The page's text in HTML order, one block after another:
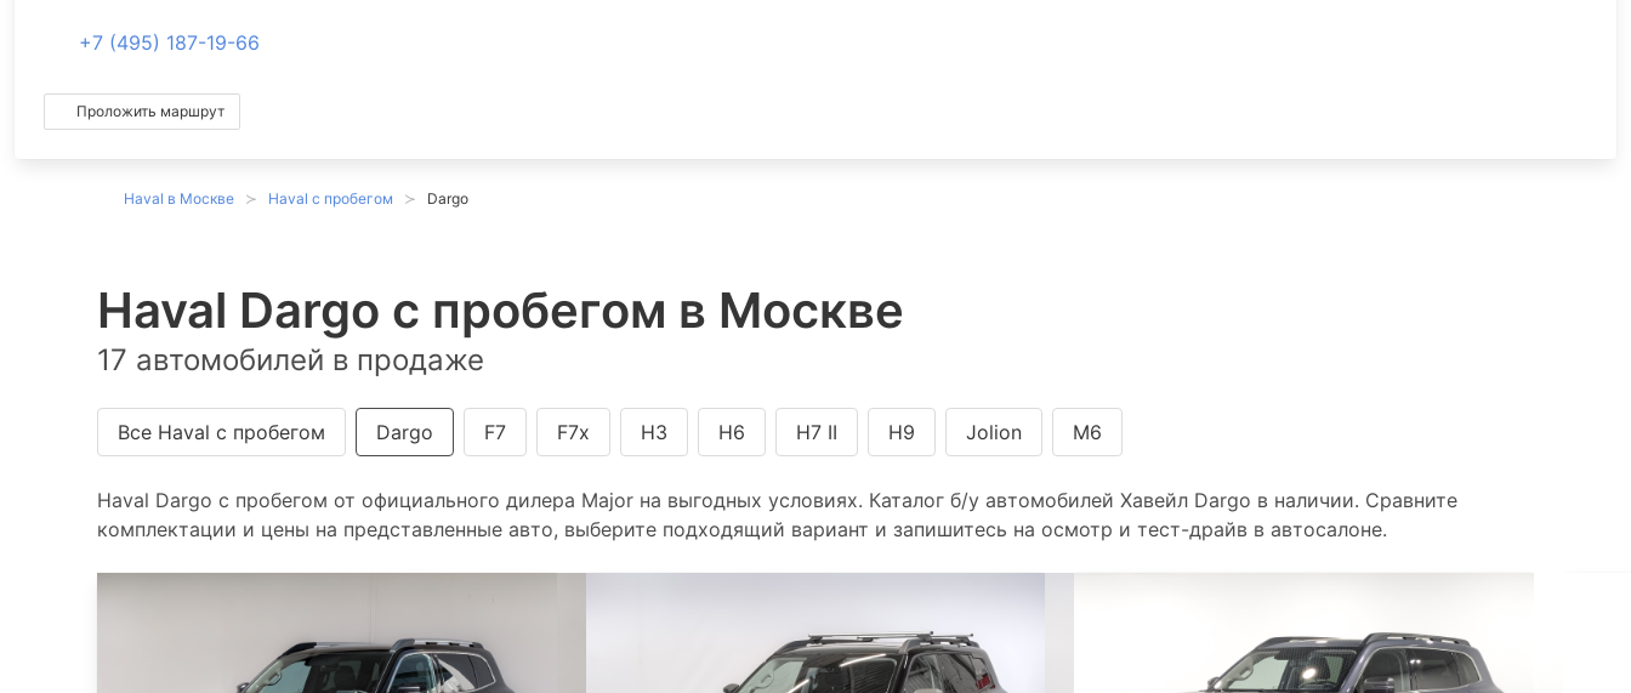
+7 (495) 187-19-66
Проложить маршрут
Haval в Москве Haval с пробегом Dargo
Haval Dargo с пробегом в Москве
17 автомобилей в продаже
Все Haval с пробегом Dargo F7 F7x H3 H6 H7 II H9 Jolion M6
Haval Dargo с пробегом от официального дилера Major на выгодных условиях. Каталог б/у автомобилей Хавейл Dargo в наличии. Сравните
комплектации и цены на представленные авто, выберите подходящий вариант и запишитесь на осмотр и тест-драйв в автосалоне.